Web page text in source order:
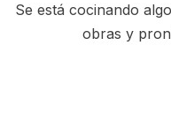
Se está cocinando
obras y